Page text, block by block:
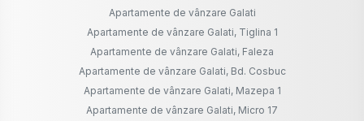
Apartamente de vânzare Galati
Apartamente de vânzare Galati, Tiglina 1
Apartamente de vânzare Galati, Faleza
Apartamente de vânzare Galati, Bd. Cosbuc
Apartamente de vânzare Galati, Mazepa 1
Apartamente de vânzare Galati, Micro 17